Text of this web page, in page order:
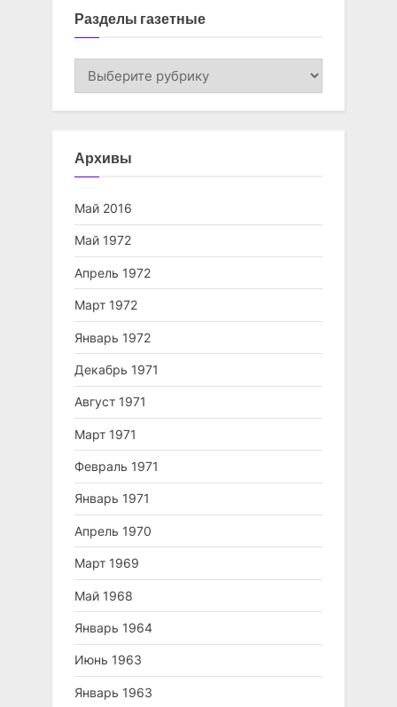
Разделы газетные
Разделы
Архивы
Май 2016
Май 1972
Апрель 1972
Март 1972
Январь 1972
Декабрь 1971
Август 1971
Март 1971
Февраль 1971
Январь 1971
Апрель 1970
Март 1969
Май 1968
Январь 1964
Июнь 1963
Январь 1963